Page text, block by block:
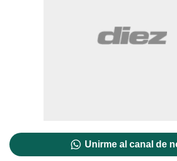
Unirme al canal de